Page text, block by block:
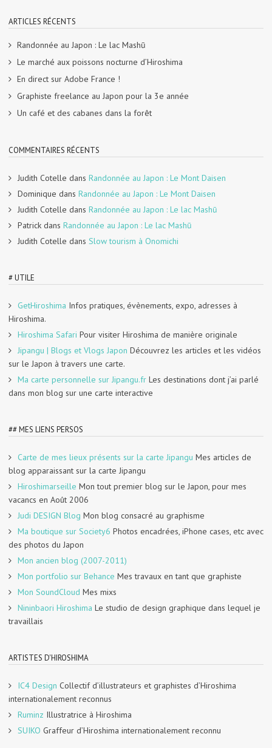
ARTICLES RÉCENTS
Randonnée au Japon : Le lac Mashū
Le marché aux poissons nocturne d’Hiroshima
En direct sur Adobe France !
Graphiste freelance au Japon pour la 3e année
Un café et des cabanes dans la forêt
COMMENTAIRES RÉCENTS
Judith Cotelle dans Randonnée au Japon : Le Mont Daisen
Dominique dans Randonnée au Japon : Le Mont Daisen
Judith Cotelle dans Randonnée au Japon : Le lac Mashū
Patrick dans Randonnée au Japon : Le lac Mashū
Judith Cotelle dans Slow tourism à Onomichi
# UTILE
GetHiroshima Infos pratiques, évènements, expo, adresses à
Hiroshima.
Hiroshima Safari Pour visiter Hiroshima de manière originale
Jipangu | Blogs et Vlogs Japon Découvrez les articles et les vidéos
sur le Japon à travers une carte.
Ma carte personnelle sur Jipangu.fr Les destinations dont j’ai parlé
dans mon blog sur une carte interactive
## MES LIENS PERSOS
Carte de mes lieux présents sur la carte Jipangu Mes articles de
blog apparaissant sur la carte Jipangu
Hiroshimarseille Mon tout premier blog sur le Japon, pour mes
vacancs en Août 2006
Judi DESIGN Blog Mon blog consacré au graphisme
Ma boutique sur Society6 Photos encadrées, iPhone cases, etc avec
des photos du Japon
Mon ancien blog (2007-2011)
Mon portfolio sur Behance Mes travaux en tant que graphiste
Mon SoundCloud Mes mixs
Nininbaori Hiroshima Le studio de design graphique dans lequel je
travaillais
ARTISTES D'HIROSHIMA
IC4 Design Collectif d’illustrateurs et graphistes d’Hiroshima
internationalement reconnus
Ruminz Illustratrice à Hiroshima
SUIKO Graffeur d’Hiroshima internationalement reconnu